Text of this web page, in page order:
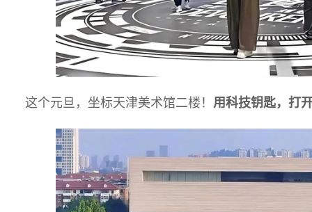
这个元旦，坐标天津美术馆二楼！ 用科技钥匙，打